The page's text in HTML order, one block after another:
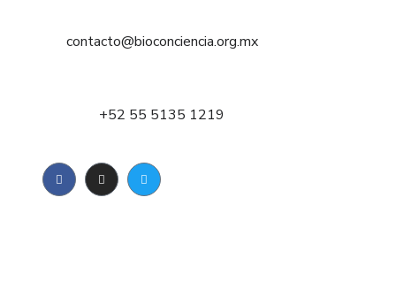
contacto@bioconciencia.org.mx
+52 55 5135 1219